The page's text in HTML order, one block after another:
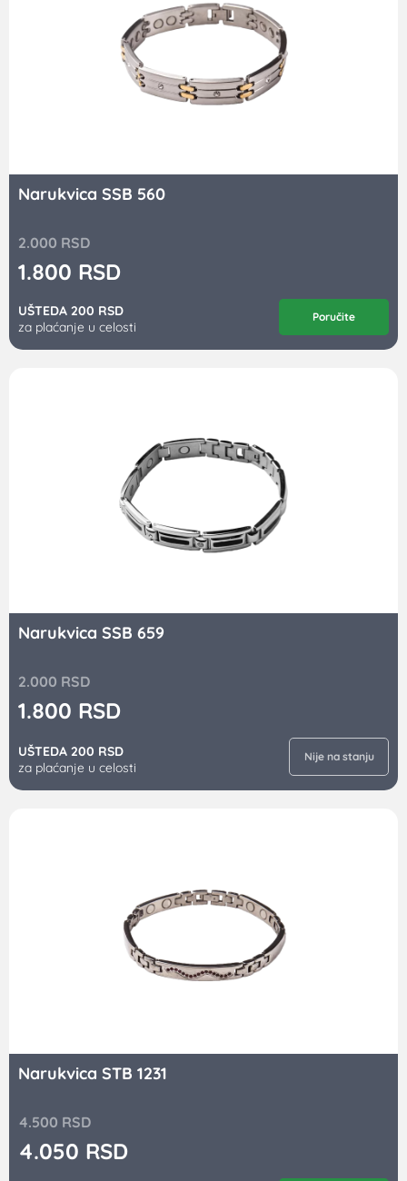
Narukvica SSB 560
2.000 RSD
1.800 RSD
UŠTEDA 200 RSD
za plaćanje u celosti
Poručite
Narukvica SSB 659
2.000 RSD
1.800 RSD
UŠTEDA 200 RSD
za plaćanje u celosti
Nije na stanju
Narukvica STB 1231
4.500 RSD
4.050 RSD